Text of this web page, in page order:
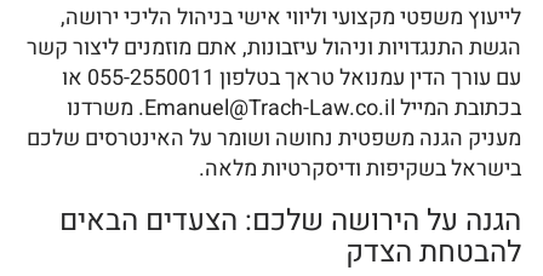
לייעוץ משפטי מקצועי וליווי אישי בניהול הליכי ירושה,
הגשת התנגדויות וניהול עיזבונות, אתם מוזמנים ליצור קשר
עם עורך הדין עמנואל טראך בטלפון 055-2550011 או
בכתובת המייל Emanuel@Trach-Law.co.il. משרדנו
מעניק הגנה משפטית נחושה ושומר על האינטרסים שלכם
בישראל בשקיפות ודיסקרטיות מלאה.
הגנה על הירושה שלכם: הצעדים הבאים
להבטחת הצדק